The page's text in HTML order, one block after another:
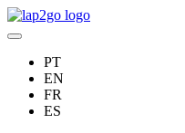
PT
EN
FR
ES